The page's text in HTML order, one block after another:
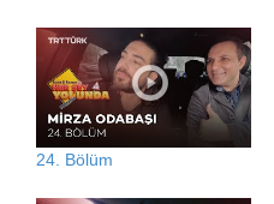
24. Bölüm